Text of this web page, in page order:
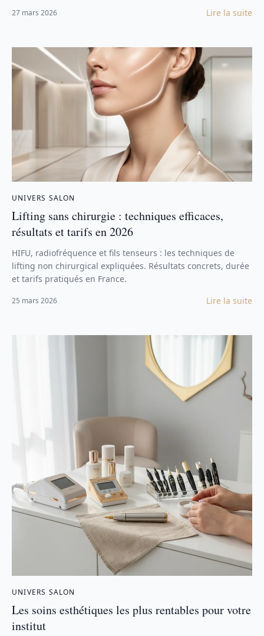
27 mars 2026 Lire la suite
UNIVERS SALON
Lifting sans chirurgie : techniques efficaces,
résultats et tarifs en 2026
HIFU, radiofréquence et fils tenseurs : les techniques de
lifting non chirurgical expliquées. Résultats concrets, durée
et tarifs pratiqués en France.
25 mars 2026 Lire la suite
UNIVERS SALON
Les soins esthétiques les plus rentables pour votre
institut